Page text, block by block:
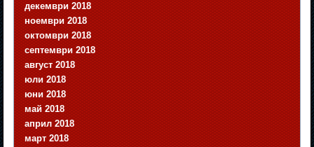
декември 2018
ноември 2018
октомври 2018
септември 2018
август 2018
юли 2018
юни 2018
май 2018
април 2018
март 2018